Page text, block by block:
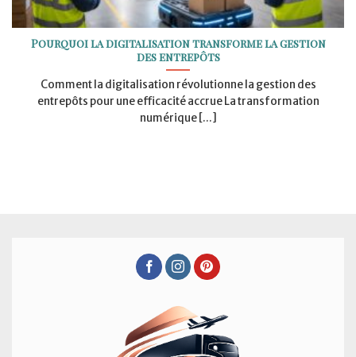
Pourquoi la digitalisation transforme la gestion
des entrepôts
Comment la digitalisation révolutionne la gestion des
entrepôts pour une efficacité accrue La transformation
numérique [...]